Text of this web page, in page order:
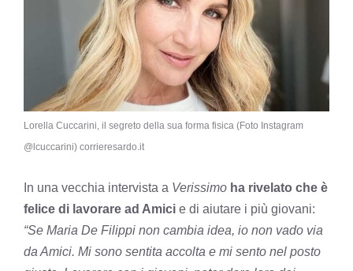
Lorella Cuccarini, il segreto della sua forma fisica (Foto Instagram
@lcuccarini) corrieresardo.it
In una vecchia intervista a Verissimo ha rivelato che è
felice di lavorare ad Amici e di aiutare i più giovani:
“Se Maria De Filippi non cambia idea, io non vado via
da Amici. Mi sono sentita accolta e mi sento nel posto